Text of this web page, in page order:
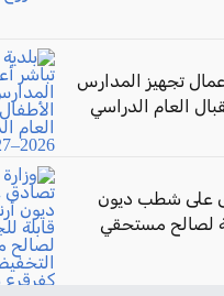
تجهيز المدارس
العام الدراسي
على شطب ديون
لصالح مستحقي